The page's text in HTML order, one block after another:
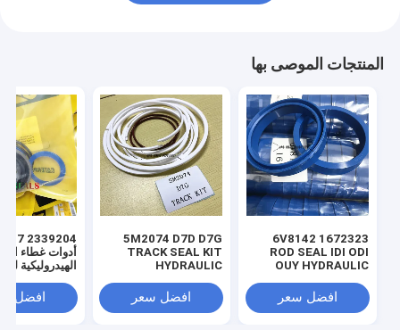
المنتجات الموصى بها
1672323 6V8142
ROD SEAL IDI ODI
OUY HYDRAULIC
افضل سعر
5M2074 D7D D7G
TRACK SEAL KIT
HYDRAULIC
SEAL KIT NBR
افضل سعر
أدوات غطاء
الهيدروليكية
افضل